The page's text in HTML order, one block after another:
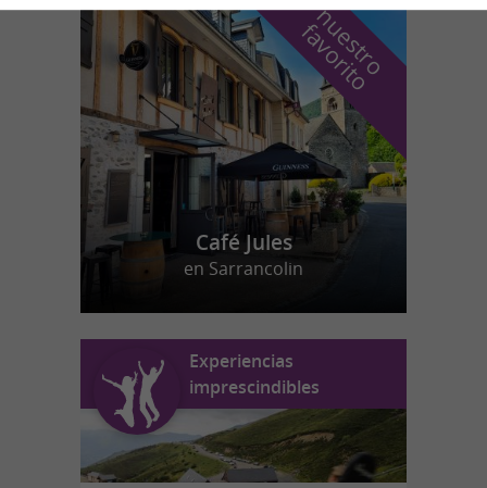
n
u
e
s
t
r
o
f
a
v
o
r
i
t
o
Café Jules
en Sarrancolin
Experiencias
imprescindibles